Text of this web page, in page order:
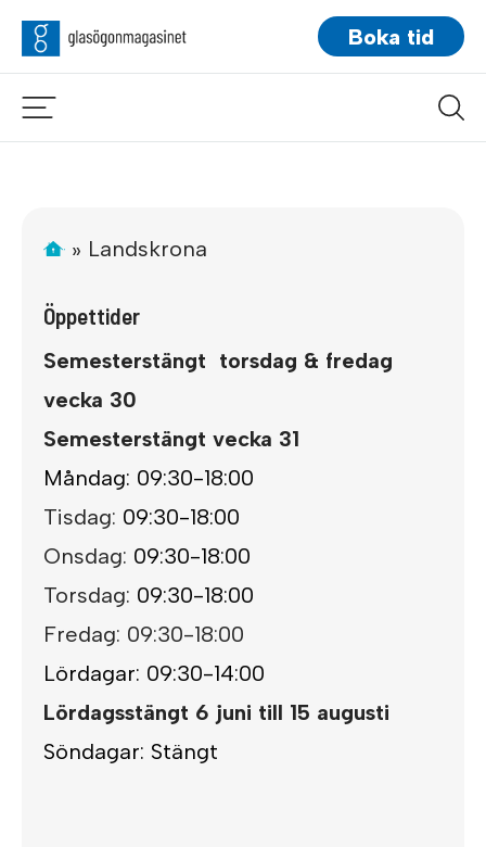
Boka tid
» Landskrona
Öppettider
Semesterstängt torsdag & fredag
vecka 30
Semesterstängt vecka 31
Måndag: 09:30-18:00
Tisdag: 09:30-18:00
Onsdag: 09:30-18:00
Torsdag: 09:30-18:00
Fredag: 09:30-18:00
Lördagar: 09:30-14:00
Lördagsstängt 6 juni till 15 augusti
Söndagar: Stängt